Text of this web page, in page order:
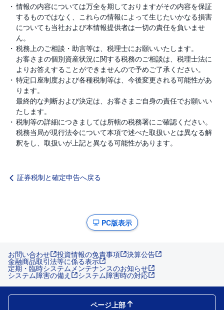
情報の内容については万全を期しておりますがその内容を保証
するものではなく、これらの情報によって生じたいかなる損害
についても当社および本情報提供者は一切の責任を負いませ
ん。
税務上のご相談・助言等は、税理士にお願いいたします。
お客さまの個別資産状況に関する税務のご相談は、税理士法に
よりお答えすることができませんので予めご了承ください。
特定口座制度および各種税制等は、今後変更される可能性があ
ります。
最終的な判断および決定は、お客さまご自身の責任でお願いい
たします。
税制等の詳細につきましては所轄の税務署にご確認ください。
税務当局が現行法令について本項で述べた取扱いとは異なる解
釈をし、取扱いが上記と異なる可能性があります。
証券税制と確定申告へ戻る
PC版表示
お問い合わせ 投資情報の免責事項 決算公告
金融商品取引法等に係る表示
定期・臨時システムメンテナンスのお知らせ
システム障害の備え システム障害時の対応
ページ上部